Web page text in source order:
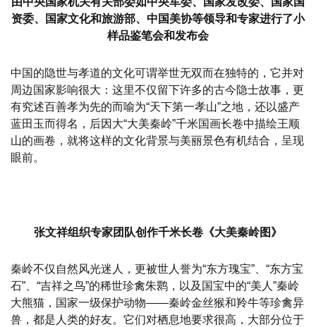
资委、国家文化和旅游部、中国美协等领导和专家进行了小
样品鉴笔会和发布会
中国的隐世与孝道的文化可谓举世无双而在独特的，它并对
周边国家影响很大：这里不仅留下许多的古今隐士故事，更
有究述百善孝为先的而喻为“天下第一孝山”之地，还以盛产
蓝田玉而得名，后因大“大美秦岭”千米国画长卷中描绘王顺
山的画卷，就将这样的文化背景与美丽景色有机结合，呈现
眼前。
张文祥组织专家团队创作千米长卷《大美秦岭图》
秦岭不仅自然风光迷人，更被世人誉为“东方瑰宝”、“东方宝
石”、“吉祥之鸟”的稀世珍禽朱鹮，以及国宝中的“美人”秦岭
大熊猫，国家一级保护动物——秦岭金丝猴和羚牛等珍禽异
兽，都是人类的好友。它们对栖息地要求很高，大部分位于